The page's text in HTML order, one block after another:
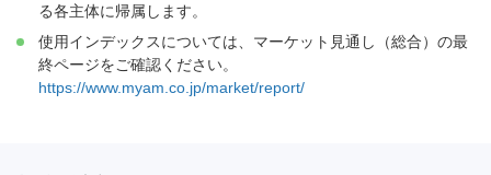
る各主体に帰属します。
使用インデックスについては、マーケット見通し（総合）の最
終ページをご確認ください。
https://www.myam.co.jp/market/report/